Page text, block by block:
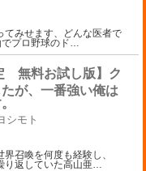
てみせます、どんな医者で
プロ野球のド
無料お試し版】ク
が、一番強い俺は
シモト
召喚を何度も経験し、
り返していた高山亜